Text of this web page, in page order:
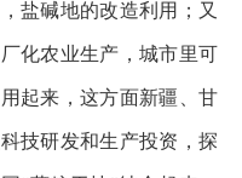
盐碱地的改造利用；又
化农业生产，城市里可
起来，这方面新疆、甘
技研发和生产投资，探